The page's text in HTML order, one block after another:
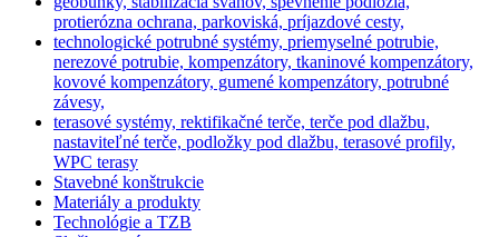
protierózna ochrana, parkoviská, príjazdové cesty,
technologické potrubné systémy, priemyselné potrubie,
nerezové potrubie, kompenzátory, tkaninové kompenzátory,
kovové kompenzátory, gumené kompenzátory, potrubné
závesy,
terasové systémy, rektifikačné terče, terče pod dlažbu,
nastaviteľné terče, podložky pod dlažbu, terasové profily,
WPC terasy
Stavebné konštrukcie
Materiály a produkty
Technológie a TZB